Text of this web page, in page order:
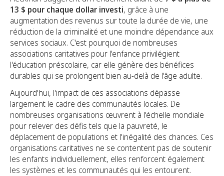
13 $ pour chaque dollar investi, grâce à une
augmentation des revenus sur toute la durée de vie, une
réduction de la criminalité et une moindre dépendance aux
services sociaux. C'est pourquoi de nombreuses
associations caritatives pour l'enfance privilégient
l'éducation préscolaire, car elle génère des bénéfices
durables qui se prolongent bien au-delà de l'âge adulte.
Aujourd'hui, l'impact de ces associations dépasse
largement le cadre des communautés locales. De
nombreuses organisations œuvrent à l'échelle mondiale
pour relever des défis tels que la pauvreté, le
déplacement de populations et l'inégalité des chances. Ces
organisations caritatives ne se contentent pas de soutenir
les enfants individuellement, elles renforcent également
les systèmes et les communautés qui les entourent.